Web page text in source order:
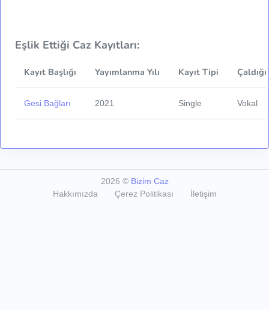
Eşlik Ettiği Caz Kayıtları:
Kayıt Başlığı Yayımlanma Yılı Kayıt Tipi
Gesi Bağları 2021 Single Vokal
2026 © Bizim Caz
Hakkımızda
Çerez Politikası İletişim